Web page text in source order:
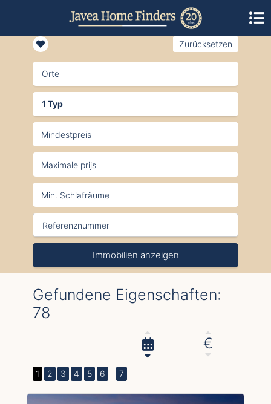
Zurücksetzen
Orte
1 Typ
Immobilien anzeigen
Gefundene Eigenschaften:
78
€
1 2 3 4 5 6 7